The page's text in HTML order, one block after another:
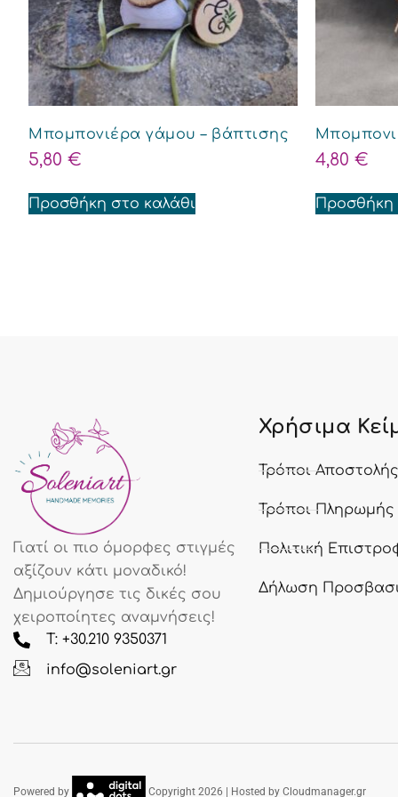
Μπομπονιέρα γάμου – βάπτισης
5,80 €
Προσθήκη στο καλάθι
4,80 €
Προσθήκη
Γιατί οι πιο όμορφες στιγμές
αξίζουν κάτι μοναδικό!
Δημιούργησε τις δικές σου
χειροποίητες αναμνήσεις!
T: +30.210 9350371
info@soleniart.gr
Χρήσιμα
Τρόποι Αποστολής
Τρόποι Πληρωμής
Πολιτική
Δήλωση
Powered by Copyright 2026 | Hosted by Cloudmanager.gr